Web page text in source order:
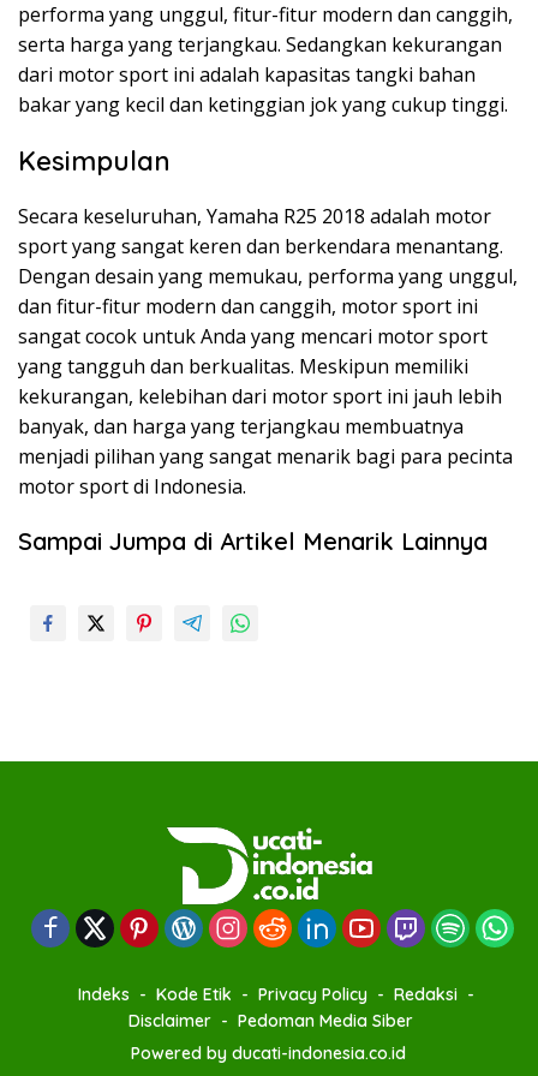
performa yang unggul, fitur-fitur modern dan canggih,
serta harga yang terjangkau. Sedangkan kekurangan
dari motor sport ini adalah kapasitas tangki bahan
bakar yang kecil dan ketinggian jok yang cukup tinggi.
Kesimpulan
Secara keseluruhan, Yamaha R25 2018 adalah motor
sport yang sangat keren dan berkendara menantang.
Dengan desain yang memukau, performa yang unggul,
dan fitur-fitur modern dan canggih, motor sport ini
sangat cocok untuk Anda yang mencari motor sport
yang tangguh dan berkualitas. Meskipun memiliki
kekurangan, kelebihan dari motor sport ini jauh lebih
banyak, dan harga yang terjangkau membuatnya
menjadi pilihan yang sangat menarik bagi para pecinta
motor sport di Indonesia.
Sampai Jumpa di Artikel Menarik Lainnya
Indeks Kode Etik Privacy Policy
Redaksi
Disclaimer
Pedoman Media Siber
Powered by ducati-indonesia.co.id